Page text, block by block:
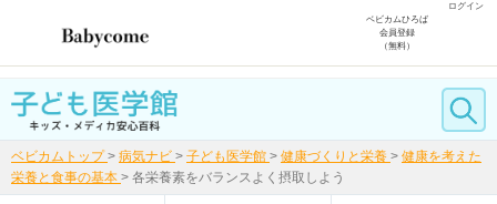
ログイン
ベビカムひろば
会員登録
（無料）
ベビカムトップ > 病気ナビ > 子ども医学館 > 健康づくりと栄養 > 健康を考えた
栄養と食事の基本 > 各栄養素をバランスよく摂取しよう